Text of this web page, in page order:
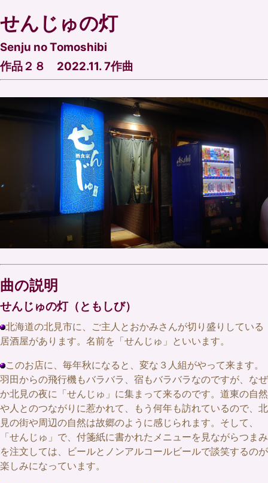
せんじゅの灯
Senju no Tomoshibi
作品２８ 2022.11. 7作曲
曲の説明
せんじゅの灯（ともしび）
北海道の北見市に、ご主人とおかみさんが切り盛りしている
居酒屋があります。名前を「せんじゅ」といいます。
このお店に、毎年秋になると、変な３人組がやって来ます。
羽田からの飛行機もバラバラ、宿もバラバラなのですが、なぜ
か北見の夜に「せんじゅ」に集まって来るのです。道東の自然
や人とのつながりに惹かれて、もう何年も訪れているので、北
見の街や周辺の自然は故郷のように感じられます。そして、
「せんじゅ」で、付箋紙に書かれたメニューを見ながらつまみ
を注文しては、ビールとノンアルコールビールで談笑するのが
楽しみになっています。